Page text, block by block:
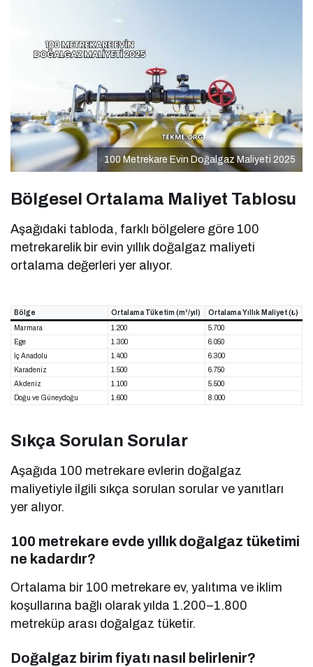
100 Metrekare Evin Doğalgaz Maliyeti 2025
Bölgesel Ortalama Maliyet Tablosu
Aşağıdaki tabloda, farklı bölgelere göre 100
metrekarelik bir evin yıllık doğalgaz maliyeti
ortalama değerleri yer alıyor.
Bölge Ortalama Tüketim (m³/yıl)
Ortalama Yıllık Maliyet (₺)
Marmara
1.200
5.700
Ege
1.300
6.050
İç Anadolu
1.400
6.300
Karadeniz
1.500
6.750
Akdeniz
1.100
5.500
Doğu ve Güneydoğu
1.600 8.000
Sıkça Sorulan Sorular
Aşağıda 100 metrekare evlerin doğalgaz
maliyetiyle ilgili sıkça sorulan sorular ve yanıtları
yer alıyor.
100 metrekare evde yıllık doğalgaz tüketimi
ne kadardır?
Ortalama bir 100 metrekare ev, yalıtıma ve iklim
koşullarına bağlı olarak yılda 1.200–1.800
metreküp arası doğalgaz tüketir.
Doğalgaz birim fiyatı nasıl belirlenir?